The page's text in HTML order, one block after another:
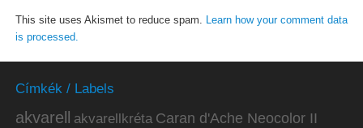
This site uses Akismet to reduce spam. Learn how your comment data
is processed.
Címkék / Labels
akvarell akvarellkréta Caran d'Ache Neocolor II